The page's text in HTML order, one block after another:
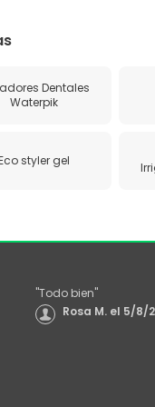
Dentales
Waterpik
styler gel
"Todo bien"
Rosa M. el 5/8/